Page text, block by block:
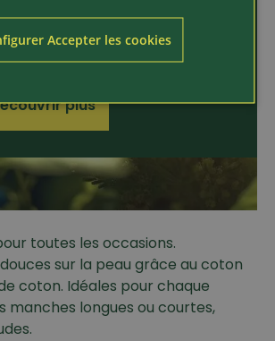
plus
toutes les occasions.
sur la peau grâce au coton
coton. Idéales pour chaque
manches longues ou courtes,
Accepter les cookies